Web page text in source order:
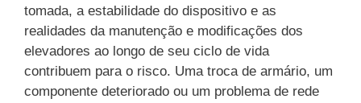
tomada, a estabilidade do dispositivo e as
realidades da manutenção e modificações dos
elevadores ao longo de seu ciclo de vida
contribuem para o risco. Uma troca de armário, um
componente deteriorado ou um problema de rede